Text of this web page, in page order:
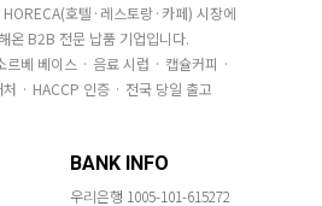
호텔·레스토랑·카페) 시장에
온 B2B 전문 납품 기업입니다.
베 베이스 · 음료 시럽 · 캡슐커피 ·
· HACCP 인증 · 전국 당일 출고
BANK INFO
우리은행 1005-101-615272